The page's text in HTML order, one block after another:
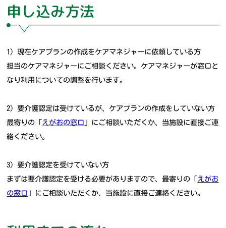
申し込み方法
1）現在ケアプランの作成をケアマネジャーに依頼している方
担当のケアマネジャーにご相談ください。ケアマネジャーが窓口と
なり利用についての調整を行います。
2）要介護認定は受けているが、ケアプランの作成をしていない方
最寄りの「えがおの窓口 」にご相談いただくか、当施設に直接ご連
絡ください。
3）要介護認定を受けていない方
まずは要介護認定を受ける必要がありますので、最寄りの「えがお
の窓口 」にご相談いただくか、当施設に直接ご連絡ください。